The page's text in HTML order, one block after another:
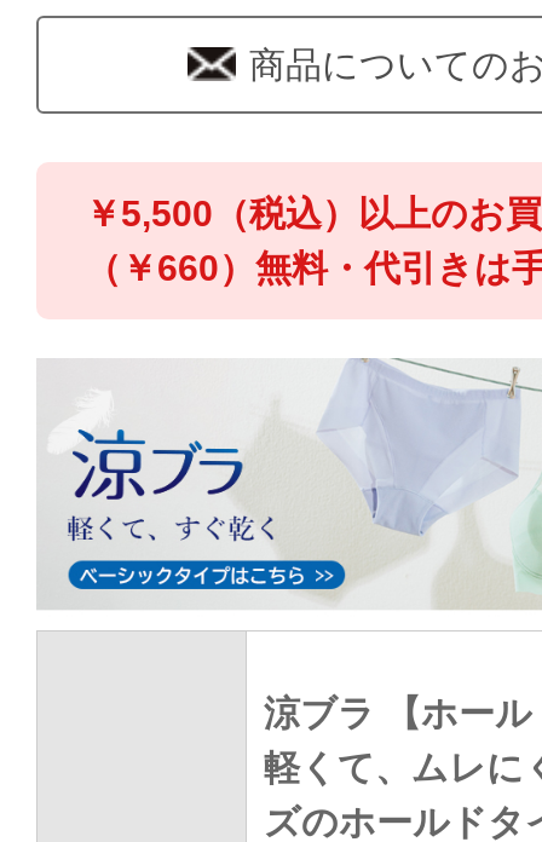
商品についての
￥5,500（税込）以上のお
（￥660）無料・代引きは
涼ブラ 【ホー
軽くて、ムレに
ズのホールドタ